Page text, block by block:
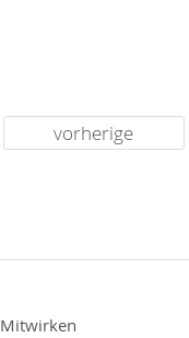
vorherige
Mitwirken